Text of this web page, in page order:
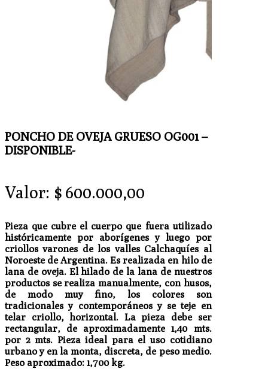
PONCHO DE OVEJA GRUESO OG001 –
DISPONIBLE-
Valor: $ 600.000,00
Pieza que cubre el cuerpo que fuera utilizado
históricamente por aborígenes y luego por
criollos varones de los valles Calchaquíes al
Noroeste de Argentina. Es realizada en hilo de
lana de oveja. El hilado de la lana de nuestros
productos se realiza manualmente, con husos,
de modo muy fino, los colores son
tradicionales y contemporáneos y se teje en
telar criollo, horizontal. La pieza debe ser
rectangular, de aproximadamente 1,40 mts.
por 2 mts. Pieza ideal para el uso cotidiano
urbano y en la monta, discreta, de peso medio.
Peso aproximado: 1,700 kg.